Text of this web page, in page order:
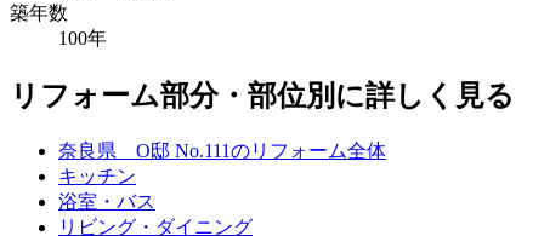
築年数
100年
リフォーム部分・部位別に詳しく見る
奈良県 O邸 No.111のリフォーム全体
キッチン
浴室・バス
リビング・ダイニング